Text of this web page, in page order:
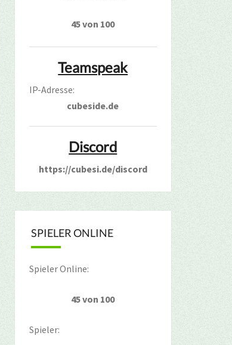
45 von 100
Teamspeak
IP-Adresse:
cubeside.de
Discord
https://cubesi.de/discord
SPIELER ONLINE
Spieler Online:
45 von 100
Spieler: